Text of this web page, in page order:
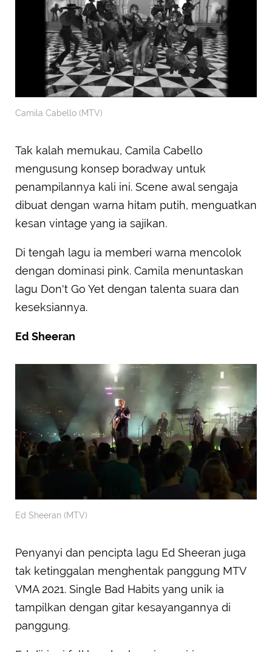
Camila Cabello (MTV)
Tak kalah memukau, Camila Cabello
mengusung konsep boradway untuk
penampilannya kali ini. Scene awal sengaja
dibuat dengan warna hitam putih, menguatkan
kesan vintage yang ia sajikan.
Di tengah lagu ia memberi warna mencolok
dengan dominasi pink. Camila menuntaskan
lagu Don't Go Yet dengan talenta suara dan
keseksiannya.
Ed Sheeran
Ed Sheeran (MTV)
Penyanyi dan pencipta lagu Ed Sheeran juga
tak ketinggalan menghentak panggung MTV
VMA 2021. Single Bad Habits yang unik ia
tampilkan dengan gitar kesayangannya di
panggung.